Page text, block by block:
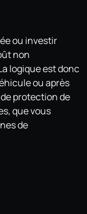
ou investir
non
logique est donc
ou après
protection de
que vous
de